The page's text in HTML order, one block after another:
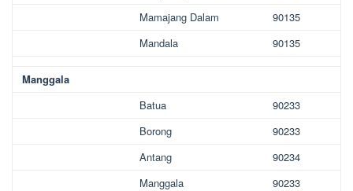
Mamajang Dalam
90135
Mandala
90135
Manggala
Batua
90233
Borong
90233
Antang
90234
Manggala
90233